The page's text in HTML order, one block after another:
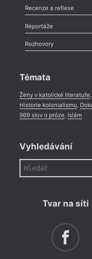
Esej ,Pádlo,Úvaha
Recenze a reflexe
Recenze
Méně slov o próze,
Reportáže
Literární zítřky
Celá rubrika
Rozhovory
Témata
Ženy v katolické literatuře,
Historie kolonialismu,
969 slov o próze, Islám
Vyhledávání
Tvar na síti